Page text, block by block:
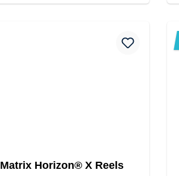
Matrix Horizon® X Reels